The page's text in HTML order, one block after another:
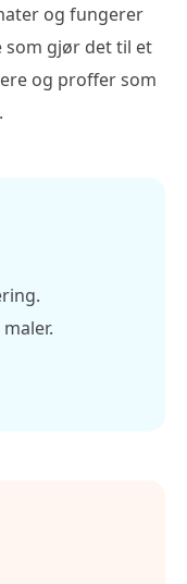
og fungerer
som gjør det til et
og proffer som